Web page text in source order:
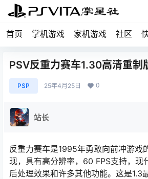
首页 掌机游戏 家机游戏 社区
PSV反重力赛车1.30高清重制
PSP 25年4月25日 0
站长
反重力赛车是1995年勇敢向前冲游戏
现，具有高分辨率，60 FPS支持，现
后处理效果和许多其他功能。这是1.3